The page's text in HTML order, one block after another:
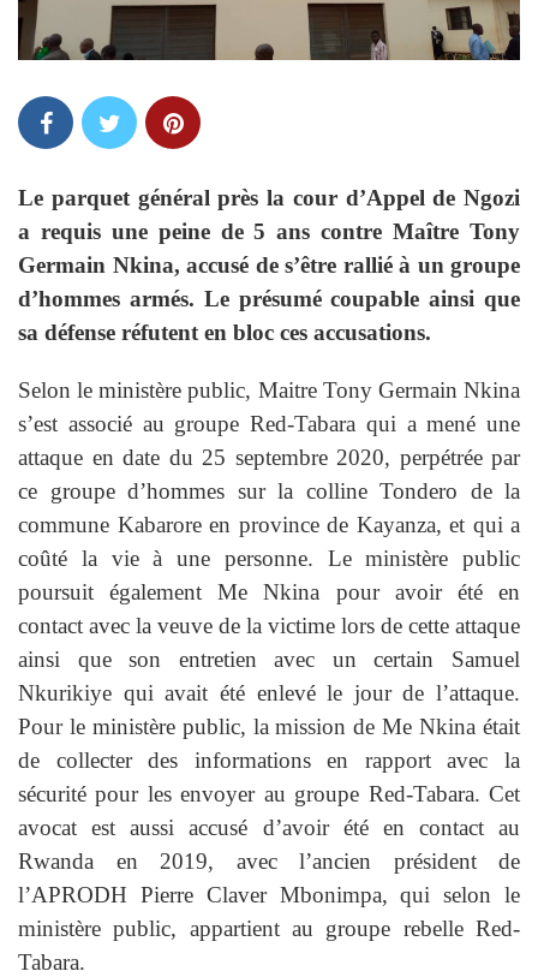
Le parquet général près la cour d’Appel de Ngozi
a requis une peine de 5 ans contre Maître Tony
Germain Nkina, accusé de s’être rallié à un groupe
d’hommes armés. Le présumé coupable ainsi que
sa défense réfutent en bloc ces accusations.
Selon le ministère public, Maitre Tony Germain Nkina
s’est associé au groupe Red-Tabara qui a mené une
attaque en date du 25 septembre 2020, perpétrée par
ce groupe d’hommes sur la colline Tondero de la
commune Kabarore en province de Kayanza, et qui a
coûté la vie à une personne. Le ministère public
poursuit également Me Nkina pour avoir été en
contact avec la veuve de la victime lors de cette attaque
ainsi que son entretien avec un certain Samuel
Nkurikiye qui avait été enlevé le jour de l’attaque.
Pour le ministère public, la mission de Me Nkina était
de collecter des informations en rapport avec la
sécurité pour les envoyer au groupe Red-Tabara. Cet
avocat est aussi accusé d’avoir été en contact au
Rwanda en 2019, avec l’ancien président de
l’APRODH Pierre Claver Mbonimpa, qui selon le
ministère public, appartient au groupe rebelle Red-
Tabara.